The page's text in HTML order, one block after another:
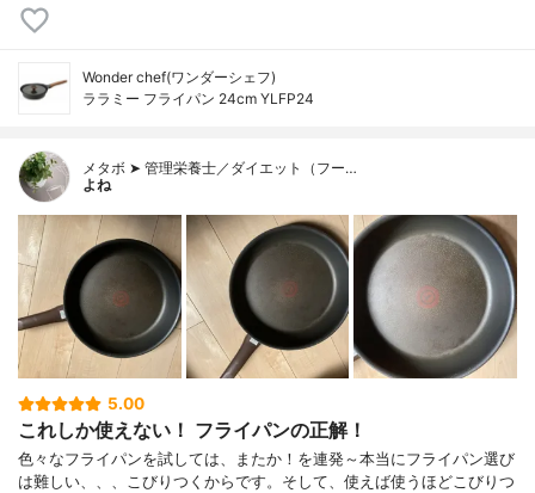
Wonder chef(ワンダーシェフ)
ララミー フライパン 24cm YLFP24
メタボ ➤ 管理栄養士／ダイエット（フー…
よね
5.00
これしか使えない！ フライパンの正解！
色々なフライパンを試しては、またか！を連発～本当にフライパン選び
は難しい、、、こびりつくからです。そして、使えば使うほどこびりつ